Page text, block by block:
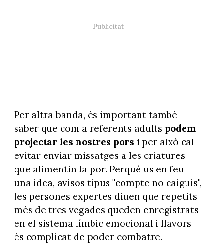
Per altra banda, és important també
saber que com a referents adults podem
projectar les nostres pors i per això cal
evitar enviar missatges a les criatures
que alimentin la por. Perquè us en feu
una idea, avisos tipus "compte no caiguis",
les persones expertes diuen que repetits
més de tres vegades queden enregistrats
en el sistema límbic emocional i llavors
és complicat de poder combatre.